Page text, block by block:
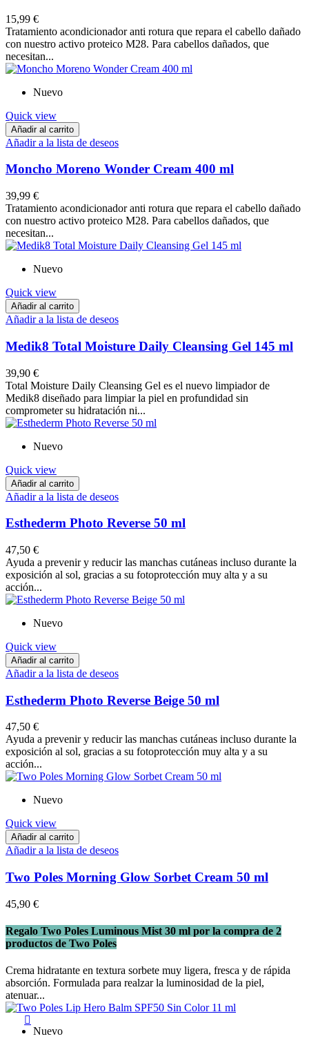
15,99 €
Tratamiento acondicionador anti rotura que repara el cabello dañado
con nuestro activo proteico M28. Para cabellos dañados, que
necesitan...
Nuevo
Quick view
Añadir al carrito
Añadir a la lista de deseos
Moncho Moreno Wonder Cream 400 ml
39,99 €
Tratamiento acondicionador anti rotura que repara el cabello dañado
con nuestro activo proteico M28. Para cabellos dañados, que
necesitan...
Nuevo
Quick view
Añadir al carrito
Añadir a la lista de deseos
Medik8 Total Moisture Daily Cleansing Gel 145 ml
39,90 €
Total Moisture Daily Cleansing Gel es el nuevo limpiador de
Medik8 diseñado para limpiar la piel en profundidad sin
comprometer su hidratación ni...
Nuevo
Quick view
Añadir al carrito
Añadir a la lista de deseos
Esthederm Photo Reverse 50 ml
47,50 €
Ayuda a prevenir y reducir las manchas cutáneas incluso durante la
exposición al sol, gracias a su fotoprotección muy alta y a su
acción...
Nuevo
Quick view
Añadir al carrito
Añadir a la lista de deseos
Esthederm Photo Reverse Beige 50 ml
47,50 €
Ayuda a prevenir y reducir las manchas cutáneas incluso durante la
exposición al sol, gracias a su fotoprotección muy alta y a su
acción...
Nuevo
Quick view
Añadir al carrito
Añadir a la lista de deseos
Two Poles Morning Glow Sorbet Cream 50 ml
45,90 €
Regalo Two Poles Luminous Mist 30 ml por la compra de 2
productos de Two Poles
Crema hidratante en textura sorbete muy ligera, fresca y de rápida
absorción. Formulada para realzar la luminosidad de la piel,
atenuar...
Nuevo
